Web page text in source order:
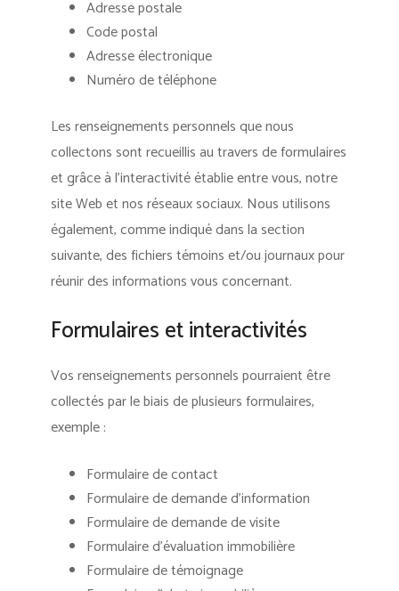
Adresse postale
Code postal
Adresse électronique
Numéro de téléphone
Les renseignements personnels que nous
collectons sont recueillis au travers de formulaires
et grâce à l’interactivité établie entre vous, notre
site Web et nos réseaux sociaux. Nous utilisons
également, comme indiqué dans la section
suivante, des fichiers témoins et/ou journaux pour
réunir des informations vous concernant.
Formulaires et interactivités
Vos renseignements personnels pourraient être
collectés par le biais de plusieurs formulaires,
exemple :
Formulaire de contact
Formulaire de demande d’information
Formulaire de demande de visite
Formulaire d’évaluation immobilière
Formulaire de témoignage